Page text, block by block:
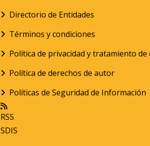
Directorio de Entidades
Términos y condiciones
Política de privacidad y tratamiento
Política de derechos de autor
Políticas de Seguridad de Información
RSS
SDIS